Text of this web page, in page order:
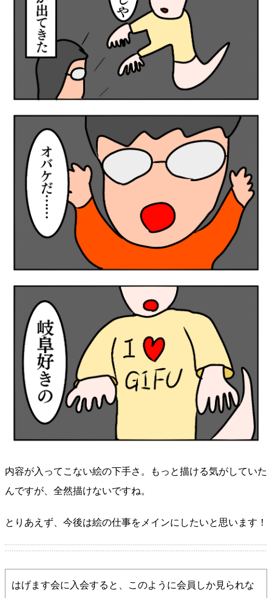
内容が入ってこない絵の下手さ。もっと描ける気がしていた
んですが、全然描けないですね。
とりあえず、今後は絵の仕事をメインにしたいと思います！
はげます会に入会すると、このように会員しか見られな